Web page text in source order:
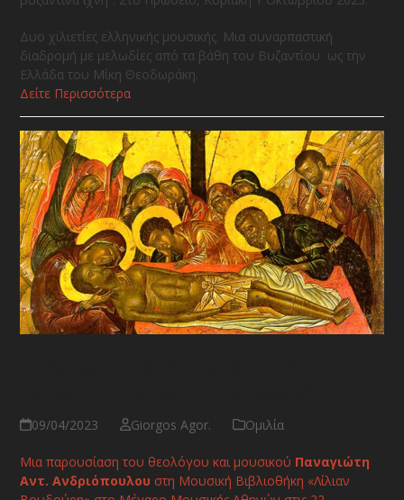
Δυο χιλιετίες ελληνικής μουσικής. Μια συναρπαστική
διαδρομή με μελωδίες από τα βάθη του Βυζαντίου ως την
Ελλάδα του Μίκη Θεοδωράκη.
Δείτε Περισσότερα
09/04/2023 Giorgos Agor. Ομιλία
Μια παρουσίαση του θεολόγου και μουσικού Παναγιώτη
Αντ. Ανδριόπουλου στη Μουσική Βιβλιοθήκη «Λίλιαν